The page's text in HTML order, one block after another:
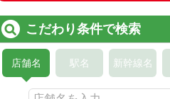
こだわり条件で検索
店舗名 駅名 新幹線名